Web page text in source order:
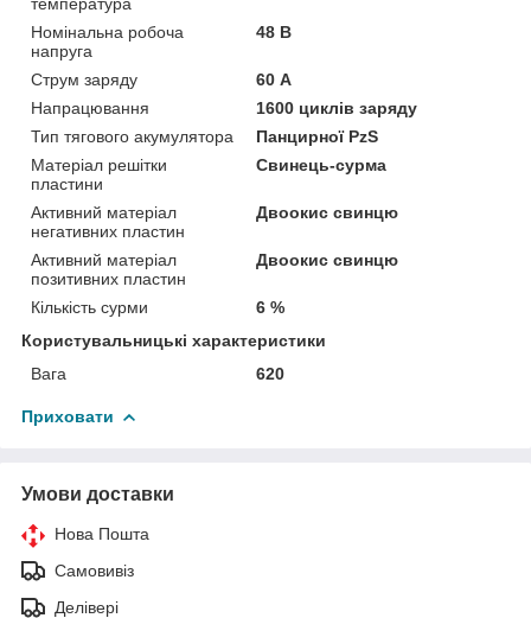
Номінальна робоча
напруга
48 В
Струм заряду
60 А
Напрацювання
1600 циклів заряду
Тип тягового акумулятора
Панцирної PzS
Матеріал решітки
пластини
Свинець-сурма
Активний матеріал
негативних пластин
Двоокис свинцю
Активний матеріал
позитивних пластин
Двоокис свинцю
Кількість сурми
6 %
Користувальницькі характеристики
Вага
620
Приховати
Умови доставки
Нова Пошта
Самовивіз
Делівері